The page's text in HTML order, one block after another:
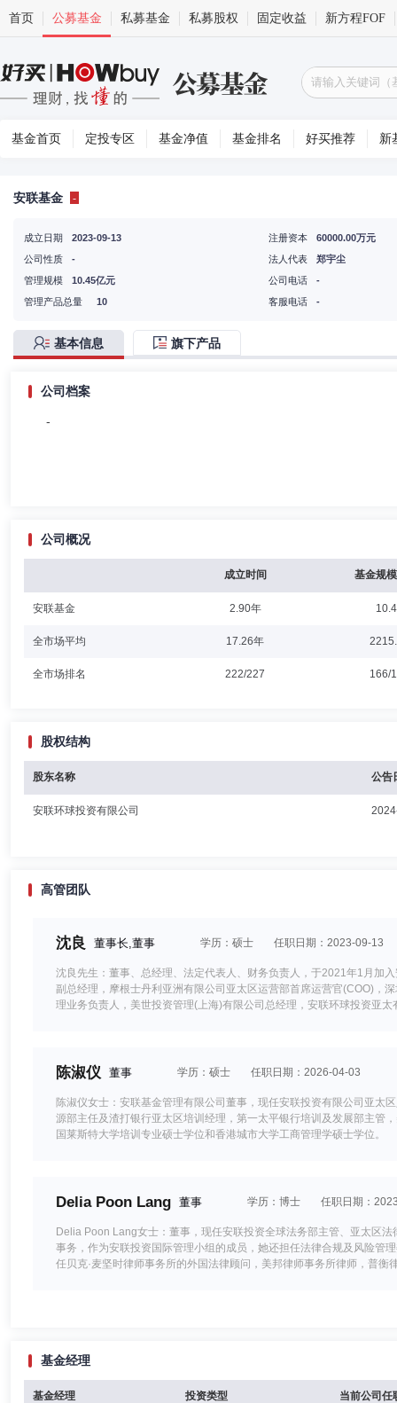
首页 公募基金 私募基金 私募股权 固定收益 新方程FOF
基金首页 定投专区 基金净值 基金排名 好买推荐 新
安联基金 -
成立日期
2023-09-13
公司性质
-
注册资本
60000.00万元
法人代表
郑宇尘
管理规模
10.45亿元
管理产品总量
10
公司电话
-
客服电话
-
基本信息 旗下产品
公司档案
-
公司概况
成立时间 基金规
安联基金 2.90年
全市场平均 17.26年
全市场排名 222/227 166/
股权结构
股东名称 公告
安联环球投资有限公司
高管团队
沈良 董事长,董事 学历：硕士 任职日期：2023-09-13
沈良先生：董事、总经理、法定代表人、财务负责人，于2021年1月加
副总经理，摩根士丹利亚洲有限公司亚太区运营部首席运营官(COO)，
理业务负责人，美世投资管理(上海)有限公司总经理，安联环球投资亚
陈淑仪 董事 学历：硕士 任职日期：2026-04-03
陈淑仪女士：安联基金管理有限公司董事，现任安联投资有限公司亚太
源部主任及渣打银行亚太区培训经理，第一太平银行培训及发展部主管
国莱斯特大学培训专业硕士学位和香港城市大学工商管理学硕士学位。
Delia Poon Lang 董事 学历：博士 任职日期：
Delia Poon Lang女士：董事，现任安联投资全球法务部主管、亚太区
事务，作为安联投资国际管理小组的成员，她还担任法律合规及风险管
任贝克·麦坚时律师事务所的外国法律顾问，美邦律师事务所律师，普
龙媛媛女士：董事，现任安联投资有限公司亚太区财务总监，兼任安联
公司董事，安联寰通海外投资基金管理(上海)有限公司董事。龙媛媛女
限公司亚太区财务政策经理，亚太区会计，税务及财务管理主管，亚太
基金经理
基金经理 投资类型 当前公司任